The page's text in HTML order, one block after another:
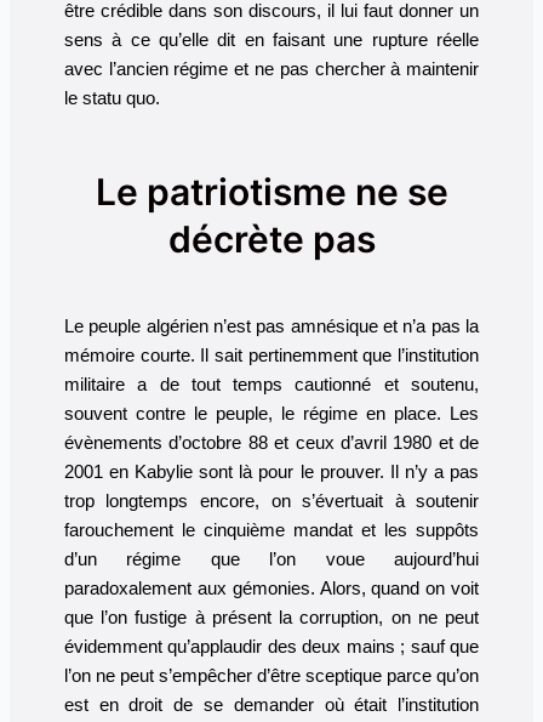
être crédible dans son discours, il lui faut donner un
sens à ce qu’elle dit en faisant une rupture réelle
avec l’ancien régime et ne pas chercher à maintenir
le statu quo.
Le patriotisme ne se
décrète pas
Le peuple algérien n’est pas amnésique et n’a pas la
mémoire courte. Il sait pertinemment que l’institution
militaire a de tout temps cautionné et soutenu,
souvent contre le peuple, le régime en place. Les
évènements d’octobre 88 et ceux d’avril 1980 et de
2001 en Kabylie sont là pour le prouver. Il n’y a pas
trop longtemps encore, on s’évertuait à soutenir
farouchement le cinquième mandat et les suppôts
d’un régime que l’on voue aujourd’hui
paradoxalement aux gémonies. Alors, quand on voit
que l’on fustige à présent la corruption, on ne peut
évidemment qu’applaudir des deux mains ; sauf que
l’on ne peut s’empêcher d’être sceptique parce qu’on
est en droit de se demander où était l’institution